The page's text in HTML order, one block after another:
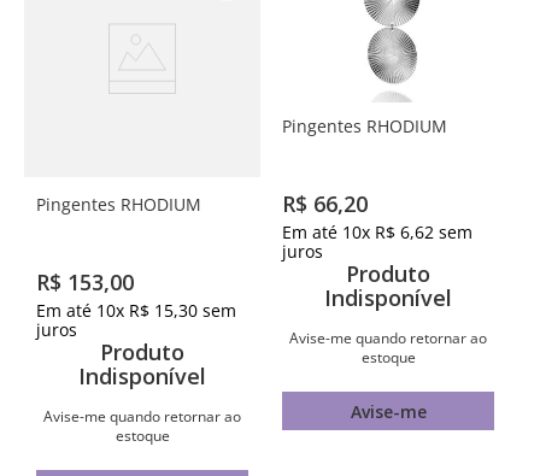
Pingentes RHODIUM
R$ 153,00
Em até 10x R$ 15,30 sem
juros
Produto
Indisponível
Avise-me quando retornar ao
estoque
Pingentes RHODIUM
R$ 66,20
Em até 10x R$ 6,62 sem
juros
Produto
Indisponível
Avise-me quando retornar ao
estoque
Avise-me